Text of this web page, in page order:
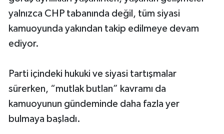
yalnızca CHP tabanında değil, tüm siyasi
kamuoyunda yakından takip edilmeye devam
ediyor.
Parti içindeki hukuki ve siyasi tartışmalar
sürerken, “mutlak butlan” kavramı da
kamuoyunun gündeminde daha fazla yer
bulmaya başladı.